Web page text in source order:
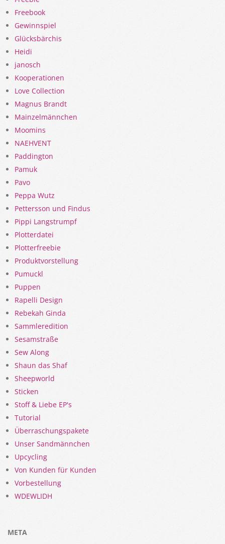
Freebook
Gewinnspiel
Glücksbärchis
Heidi
janosch
Kooperationen
Love Collection
Magnus Brandt
Mainzelmännchen
Moomins
NAEHVENT
Paddington
Pamuk
Pavo
Peppa Wutz
Pettersson und Findus
Pippi Langstrumpf
Plotterdatei
Plotterfreebie
Produktvorstellung
Pumuckl
Puppen
Rapelli Design
Rebekah Ginda
Sammleredition
Sesamstraße
Sew Along
Shaun das Shaf
Sheepworld
Sticken
Stoff & Liebe EP's
Tutorial
Überraschungspakete
Unser Sandmännchen
Upcycling
Von Kunden für Kunden
Vorbestellung
WDEWLIDH
META